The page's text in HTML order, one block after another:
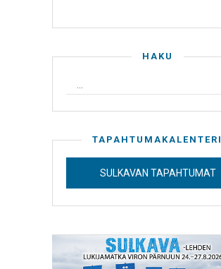
HAKU
TAPAHTUMAKALENTERI
SULKAVAN TAPAHTUMAT